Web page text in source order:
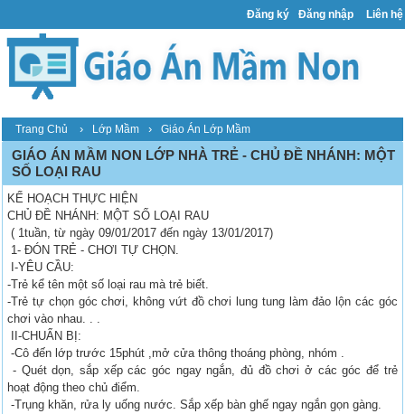
Đăng ký Đăng nhập Liên hệ
Trang Chủ › Lớp Mầm › Giáo Án Lớp Mầm
GIÁO ÁN MẦM NON LỚP NHÀ TRẺ - CHỦ ĐỀ NHÁNH: MỘT
SỐ LOẠI RAU
KẾ HOẠCH THỰC HIỆN
CHỦ ĐỀ NHÁNH: MỘT SỐ LOẠI RAU
( 1tuần, từ ngày 09/01/2017 đến ngày 13/01/2017)
1- ĐÓN TRẺ - CHƠI TỰ CHỌN.
I-YÊU CẦU:
-Trẻ kể tên một số loại rau mà trẻ biết.
-Trẻ tự chọn góc chơi, không vứt đồ chơi lung tung làm đảo lộn các góc
chơi vào nhau. . .
II-CHUẨN BỊ:
-Cô đến lớp trước 15phút ,mở cửa thông thoáng phòng, nhóm .
- Quét dọn, sắp xếp các góc ngay ngắn, đủ đồ chơi ở các góc để trẻ
hoạt động theo chủ điểm.
-Trụng khăn, rửa ly uống nước. Sắp xếp bàn ghế ngay ngắn gọn gàng.